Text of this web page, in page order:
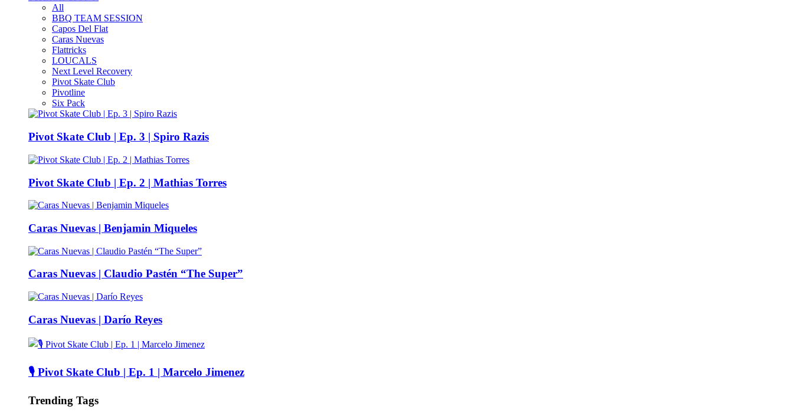
All
BBQ TEAM SESSION
Capos Del Flat
Caras Nuevas
Flattricks
LOUCALS
Next Level Recovery
Pivot Skate Club
Pivotline
Six Pack
Pivot Skate Club | Ep. 3 | Spiro Razis
Pivot Skate Club | Ep. 2 | Mathias Torres
Caras Nuevas | Benjamin Miqueles
Caras Nuevas | Claudio Pastén “The Super”
Caras Nuevas | Darío Reyes
🎙️ Pivot Skate Club | Ep. 1 | Marcelo Jimenez
Trending Tags